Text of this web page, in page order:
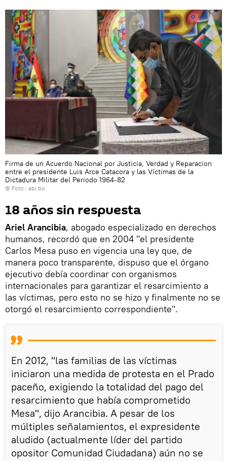
Firma de un Acuerdo Nacional por Justicia, Verdad y Reparacion
entre el presidente Luis Arce Catacora y las Víctimas de la
Dictadura Militar del Periodo 1964-82
© Foto : abi.bo
18 años sin respuesta
Ariel Arancibia, abogado especializado en derechos
humanos, recordó que en 2004 "el presidente
Carlos Mesa puso en vigencia una ley que, de
manera poco transparente, dispuso que el órgano
ejecutivo debía coordinar con organismos
internacionales para garantizar el resarcimiento a
las víctimas, pero esto no se hizo y finalmente no se
otorgó el resarcimiento correspondiente".
En 2012, "las familias de las víctimas
iniciaron una medida de protesta en el Prado
paceño, exigiendo la totalidad del pago del
resarcimiento que había comprometido
Mesa", dijo Arancibia. A pesar de los
múltiples señalamientos, el expresidente
aludido (actualmente líder del partido
opositor Comunidad Ciudadana) aún no se